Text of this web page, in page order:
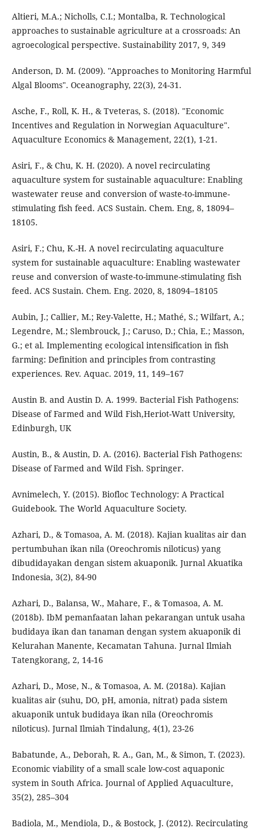
Altieri, M.A.; Nicholls, C.I.; Montalba, R. Technological
approaches to sustainable agriculture at a crossroads: An
agroecological perspective. Sustainability 2017, 9, 349
Anderson, D. M. (2009). "Approaches to Monitoring Harmful
Algal Blooms". Oceanography, 22(3), 24-31.
Asche, F., Roll, K. H., & Tveteras, S. (2018). "Economic
Incentives and Regulation in Norwegian Aquaculture".
Aquaculture Economics & Management, 22(1), 1-21.
Asiri, F., & Chu, K. H. (2020). A novel recirculating
aquaculture system for sustainable aquaculture: Enabling
wastewater reuse and conversion of waste-to-immune-
stimulating fish feed. ACS Sustain. Chem. Eng, 8, 18094–
18105.
Asiri, F.; Chu, K.-H. A novel recirculating aquaculture
system for sustainable aquaculture: Enabling wastewater
reuse and conversion of waste-to-immune-stimulating fish
feed. ACS Sustain. Chem. Eng. 2020, 8, 18094–18105
Aubin, J.; Callier, M.; Rey-Valette, H.; Mathé, S.; Wilfart, A.;
Legendre, M.; Slembrouck, J.; Caruso, D.; Chia, E.; Masson,
G.; et al. Implementing ecological intensification in fish
farming: Definition and principles from contrasting
experiences. Rev. Aquac. 2019, 11, 149–167
Austin B. and Austin D. A. 1999. Bacterial Fish Pathogens:
Disease of Farmed and Wild Fish,Heriot-Watt University,
Edinburgh, UK
Austin, B., & Austin, D. A. (2016). Bacterial Fish Pathogens:
Disease of Farmed and Wild Fish. Springer.
Avnimelech, Y. (2015). Biofloc Technology: A Practical
Guidebook. The World Aquaculture Society.
Azhari, D., & Tomasoa, A. M. (2018). Kajian kualitas air dan
pertumbuhan ikan nila (Oreochromis niloticus) yang
dibudidayakan dengan sistem akuaponik. Jurnal Akuatika
Indonesia, 3(2), 84-90
Azhari, D., Balansa, W., Mahare, F., & Tomasoa, A. M.
(2018b). IbM pemanfaatan lahan pekarangan untuk usaha
budidaya ikan dan tanaman dengan system akuaponik di
Kelurahan Manente, Kecamatan Tahuna. Jurnal Ilmiah
Tatengkorang, 2, 14-16
Azhari, D., Mose, N., & Tomasoa, A. M. (2018a). Kajian
kualitas air (suhu, DO, pH, amonia, nitrat) pada sistem
akuaponik untuk budidaya ikan nila (Oreochromis
niloticus). Jurnal Ilmiah Tindalung, 4(1), 23-26
Babatunde, A., Deborah, R. A., Gan, M., & Simon, T. (2023).
Economic viability of a small scale low-cost aquaponic
system in South Africa. Journal of Applied Aquaculture,
35(2), 285–304
Badiola, M., Mendiola, D., & Bostock, J. (2012). Recirculating